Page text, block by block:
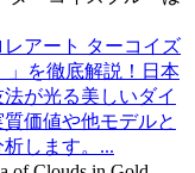
アート ターコイズ
」を徹底解説！日本
が光る美しいダイ
価値や他モデルと
します。...